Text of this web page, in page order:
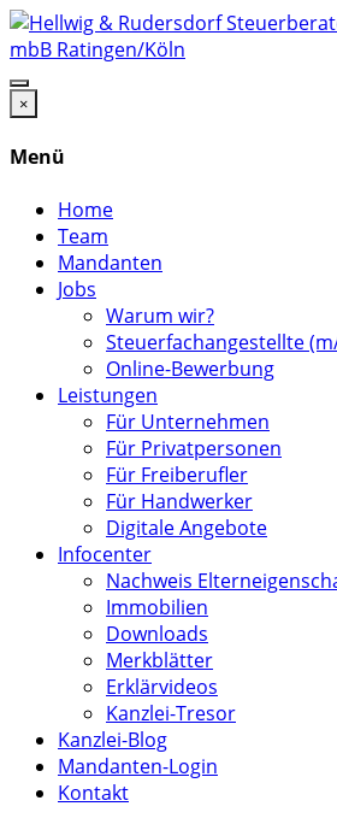
×
Menü
Home
Team
Mandanten
Jobs
Warum wir?
Steuerfachangestellte
Online-Bewerbung
Leistungen
Für Unternehmen
Für Privatpersonen
Für Freiberufler
Für Handwerker
Digitale Angebote
Infocenter
Nachweis
Immobilien
Downloads
Merkblätter
Erklärvideos
Kanzlei-Tresor
Kanzlei-Blog
Mandanten-Login
Kontakt